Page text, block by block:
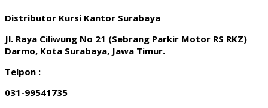
Distributor Kursi Kantor Surabaya
Jl. Raya Ciliwung No 21 (Sebrang Parkir Motor RS RKZ)
Darmo, Kota Surabaya, Jawa Timur.
Telpon :
031-99541735